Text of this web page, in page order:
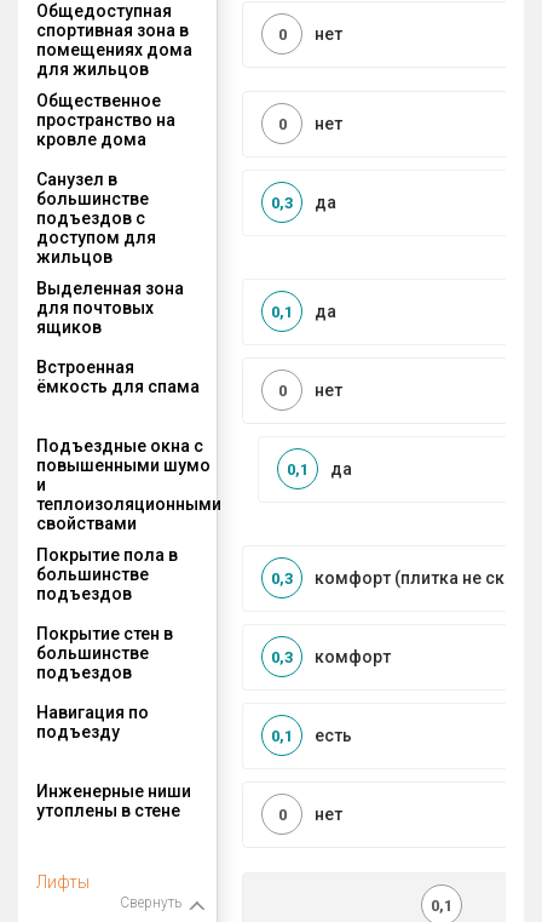
Общедоступная
спортивная зона в
помещениях дома
для жильцов
нет
0
Общественное
пространство на
кровле дома
нет
0
Санузел в
большинстве
подъездов с
доступом для
жильцов
да
0,3
Выделенная зона
для почтовых
ящиков
да
0,1
Встроенная
ёмкость для спама
нет
0
Подъездные окна с
повышенными шумо
и
теплоизоляционными
свойствами
да
0,1
Покрытие пола в
большинстве
подъездов
комфорт (плитка не
0,3
Покрытие стен в
большинстве
подъездов
комфорт
0,3
Навигация по
подъезду
есть
0,1
Инженерные ниши
утоплены в стене
нет
0
Лифты
Свернуть 0,1